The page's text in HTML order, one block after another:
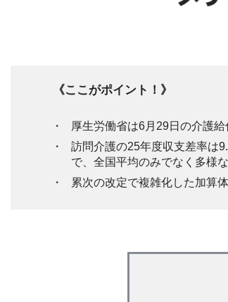
《ここがポイント！》
厚生労働省は6月29日の介護
訪問介護の25年度収支差率は
で、全国平均のみでなく多様
累次の改定で複雑化した加算